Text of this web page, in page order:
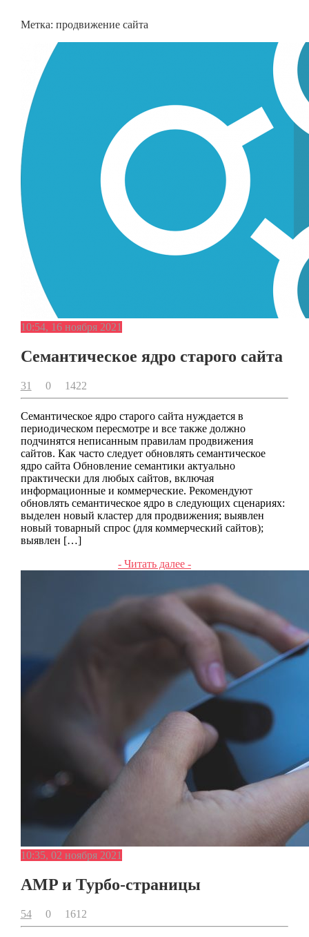
Метка: продвижение сайта
10:54, 16 ноября 2021
Семантическое ядро старого сайта
31 0 1422
Семантическое ядро старого сайта нуждается в
периодическом пересмотре и все также должно
подчинятся неписанным правилам продвижения
сайтов. Как часто следует обновлять семантическое
ядро сайта Обновление семантики актуально
практически для любых сайтов, включая
информационные и коммерческие. Рекомендуют
обновлять семантическое ядро в следующих сценариях:
выделен новый кластер для продвижения; выявлен
новый товарный спрос (для коммерческий сайтов);
выявлен […]
- Читать далее -
10:35, 02 ноября 2021
AMP и Турбо-страницы
54 0 1612